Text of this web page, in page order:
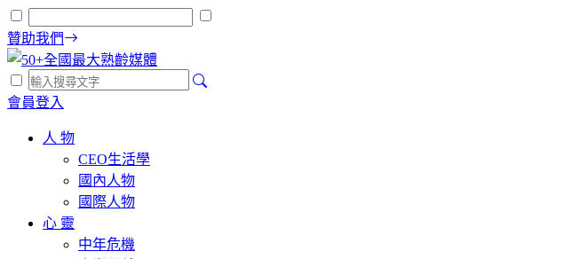
贊助我們
會員登入
人 物
CEO生活學
國內人物
國際人物
心 靈
中年危機